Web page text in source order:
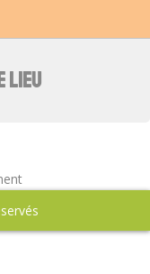
LIEU